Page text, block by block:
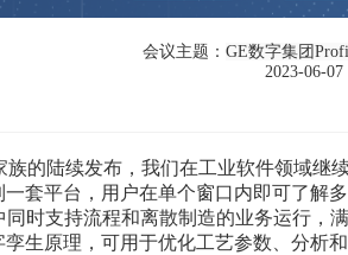
会议主题： GE数字集团
2023-06-
族的陆续发布，我们在工业软件领域继
套平台，用户在单个窗口内即可了解
时支持流程和离散制造的业务运行，
生原理，可用于优化工艺参数、分析